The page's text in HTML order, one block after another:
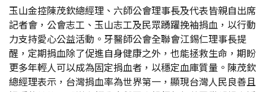
玉山金控陳茂欽總經理、六師公會理事長及代表皆親自出席
記者會，公會志工、玉山志工及民眾踴躍挽袖捐血，以行動
力支持愛心公益活動。牙醫師公會全聯會江錫仁理事長提
醒，定期捐血除了促進自身健康之外，也能拯救生命，期盼
更多年輕人可以成為固定捐血者，以穩定血庫質量。陳茂欽
總經理表示，台灣捐血率為世界第一，顯現台灣人民良善且